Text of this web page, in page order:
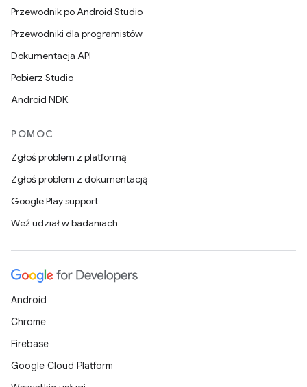
Przewodnik po Android Studio
Przewodniki dla programistów
Dokumentacja API
Pobierz Studio
Android NDK
POMOC
Zgłoś problem z platformą
Zgłoś problem z dokumentacją
Google Play support
Weź udział w badaniach
Android
Chrome
Firebase
Google Cloud Platform